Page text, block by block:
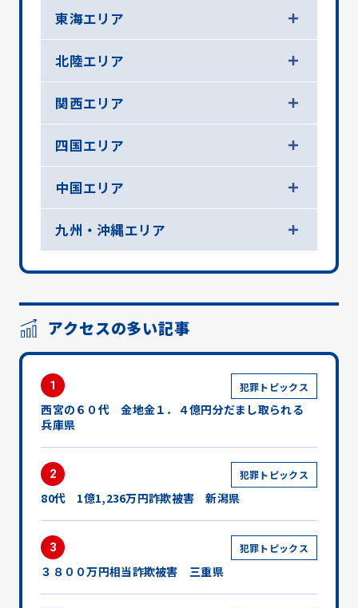
東海エリア
北陸エリア
関西エリア
四国エリア
中国エリア
九州・沖縄エリア
アクセスの多い記事
1 犯罪トピックス
西宮の６０代 金地金１．４億円分だまし取られる
兵庫県
2 犯罪トピックス
80代 1億1,236万円詐欺被害 新潟県
3 犯罪トピックス
３８００万円相当詐欺被害 三重県